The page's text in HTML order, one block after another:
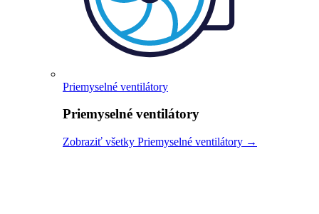
Priemyselné ventilátory
Priemyselné ventilátory
Zobraziť všetky Priemyselné ventilátory →